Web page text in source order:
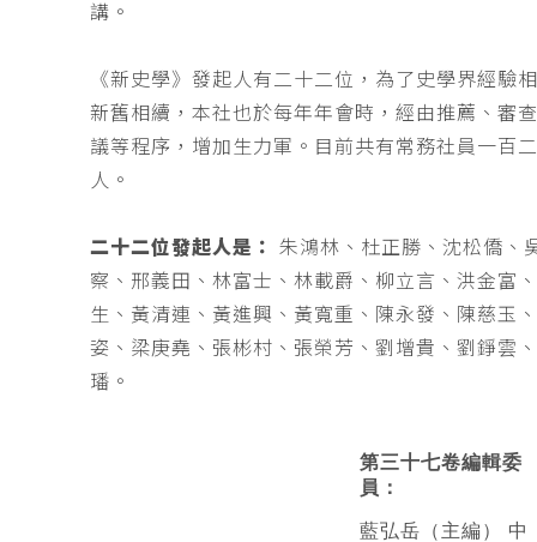
講。
《新史學》發起人有二十二位，為了史學界經驗
新舊相續，本社也於每年年會時，經由推薦、審
議等程序，增加生力軍。目前共有常務社員一百
人。
二十二位發起人是：
朱鴻林、杜正勝、沈松僑、
察、邢義田、林富士、林載爵、柳立言、洪金富
生、黃清連、黃進興、黃寬重、陳永發、陳慈玉
姿、梁庚堯、張彬村、張榮芳、劉增貴、劉錚雲
璠。
第三十七卷編輯委
員：
藍弘岳（主編） 中